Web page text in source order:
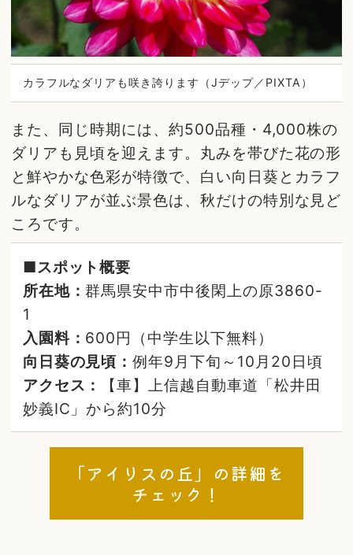
カラフルなダリアも咲き誇ります（Jデップ／PIXTA）
また、同じ時期には、約500品種・4,000株の
ダリアも見頃を迎えます。丸みを帯びた花の形
と鮮やかな色彩が特徴で、白い向日葵とカラフ
ルなダリアが並ぶ景色は、秋だけの特別な見ど
ころです。
■スポット概要
所在地： 群馬県安中市中後閑上の原3860-
1
入園料： 600円（中学生以下無料）
向日葵の見頃：例年9月下旬～10月20日頃
アクセス：
【車】上信越自動車道「松井田
妙義IC」から約10分
「アイリスの丘」の詳細を
チェック！